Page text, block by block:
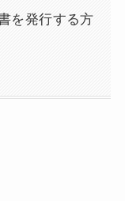
を発行する方